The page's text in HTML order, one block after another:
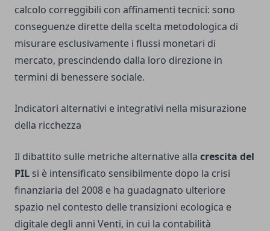
calcolo correggibili con affinamenti tecnici: sono
conseguenze dirette della scelta metodologica di
misurare esclusivamente i flussi monetari di
mercato, prescindendo dalla loro direzione in
termini di benessere sociale.
Indicatori alternativi e integrativi nella misurazione
della ricchezza
Il dibattito sulle metriche alternative alla crescita del
PIL si è intensificato sensibilmente dopo la crisi
finanziaria del 2008 e ha guadagnato ulteriore
spazio nel contesto delle transizioni ecologica e
digitale degli anni Venti, in cui la contabilità